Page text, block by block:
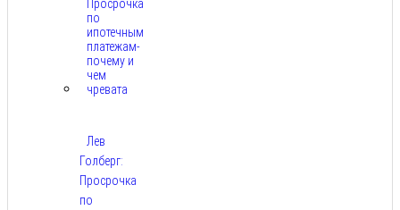
Лев
Голберг:
Просрочка
по